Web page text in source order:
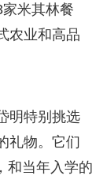
米其林餐
农业和高品
明特别挑选
礼物。它们
和当年入学的